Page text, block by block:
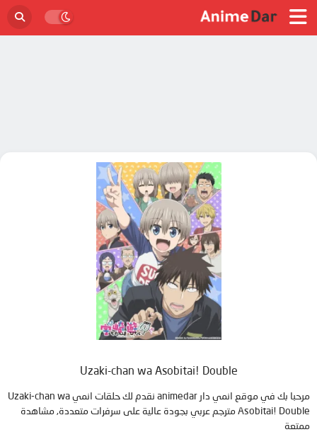
Uzaki-chan wa Asobitai! Double
مرحبا بك في موقع انمي دار animedar نقدم لك حلقات انمي Uzaki-chan wa
Asobitai! Double مترجم عربي بجودة عالية على سرفرات متعددة, مشاهدة
ممتعة